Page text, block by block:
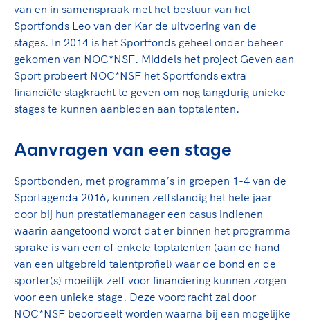
van en in samenspraak met het bestuur van het
Sportfonds Leo van der Kar de uitvoering van de
stages. In 2014 is het Sportfonds geheel onder beheer
gekomen van NOC*NSF. Middels het project Geven aan
Sport probeert NOC*NSF het Sportfonds extra
financiële slagkracht te geven om nog langdurig unieke
stages te kunnen aanbieden aan toptalenten.
Aanvragen van een stage
Sportbonden, met programma’s in groepen 1-4 van de
Sportagenda 2016, kunnen zelfstandig het hele jaar
door bij hun prestatiemanager een casus indienen
waarin aangetoond wordt dat er binnen het programma
sprake is van een of enkele toptalenten (aan de hand
van een uitgebreid talentprofiel) waar de bond en de
sporter(s) moeilijk zelf voor financiering kunnen zorgen
voor een unieke stage. Deze voordracht zal door
NOC*NSF beoordeelt worden waarna bij een mogelijke